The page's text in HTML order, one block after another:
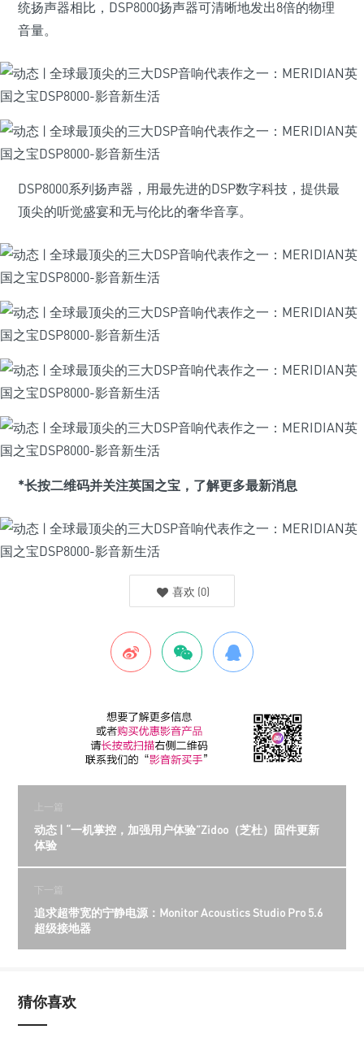
统扬声器相比，DSP8000扬声器可清晰地发出8倍的物理
音量。
DSP8000系列扬声器，用最先进的DSP数字科技，提供最
顶尖的听觉盛宴和无与伦比的奢华音享。
*长按二维码并关注英国之宝，了解更多最新消息
喜欢 (0)
上一篇
动态 | “一机掌控，加强用户体验”Zidoo（芝杜）固件更新
体验
下一篇
追求超带宽的宁静电源：Monitor Acoustics Studio Pro 5.6
超级接地器
猜你喜欢